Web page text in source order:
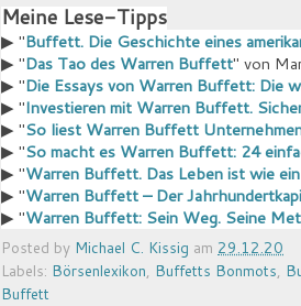
Meine Lese-Tipps
▶ "Buffett. Die Geschichte eines
▶ "Das Tao des Warren Buffett" von
▶ "Die Essays von Warren Buffett: Die
▶ "Investieren mit Warren Buffett.
▶ "So liest Warren Buffett
▶ "So macht es Warren Buffett: 24
▶ "Warren Buffett. Das Leben ist wie
▶ "Warren Buffett – Der
▶ "Warren Buffett: Sein Weg. Seine
Posted by Michael C. Kissig am 29.12.20
Labels: Börsenlexikon, Buffetts Bonmots,
Buffett